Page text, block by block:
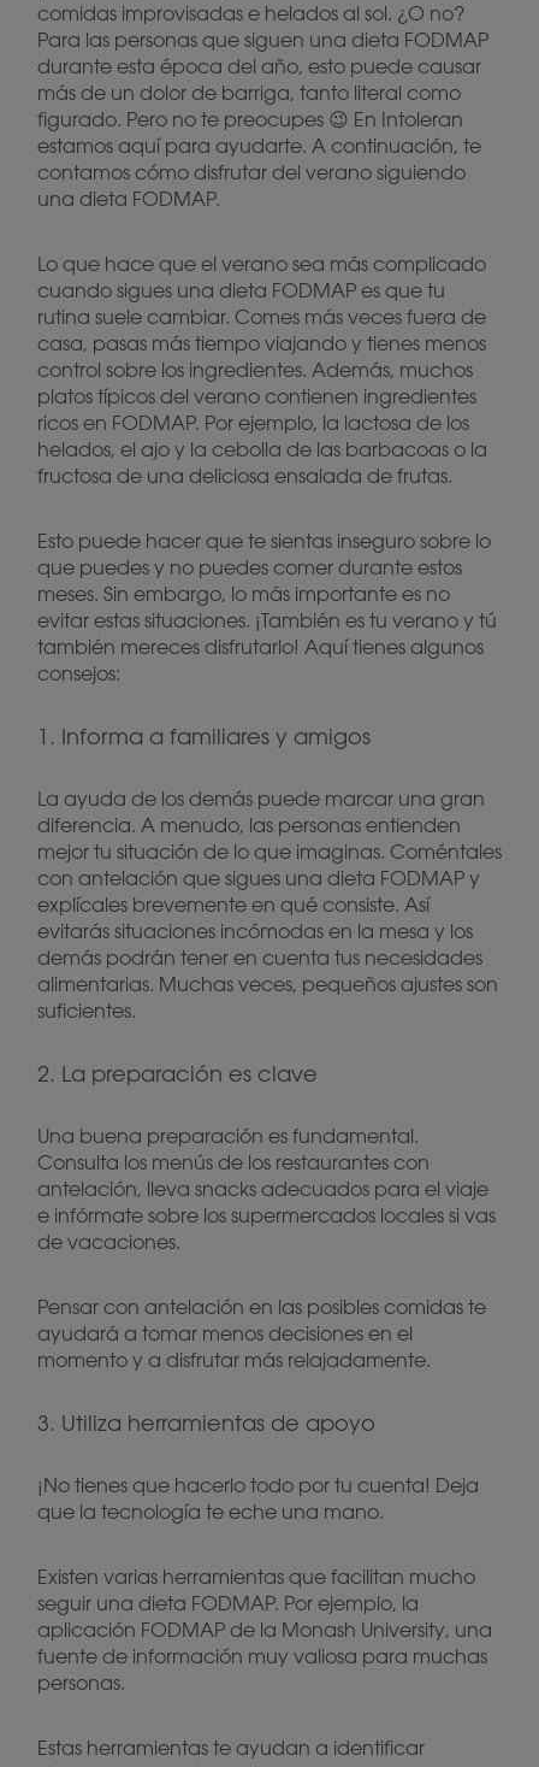
comidas improvisadas e helados al sol. ¿O no?
Para las personas que siguen una dieta FODMAP
durante esta época del año, esto puede causar
más de un dolor de barriga, tanto literal como
figurado. Pero no te preocupes 😉 En Intoleran
estamos aquí para ayudarte. A continuación, te
contamos cómo disfrutar del verano siguiendo
una dieta FODMAP.
Lo que hace que el verano sea más complicado
cuando sigues una dieta FODMAP es que tu
rutina suele cambiar. Comes más veces fuera de
casa, pasas más tiempo viajando y tienes menos
control sobre los ingredientes. Además, muchos
platos típicos del verano contienen ingredientes
ricos en FODMAP. Por ejemplo, la lactosa de los
helados, el ajo y la cebolla de las barbacoas o la
fructosa de una deliciosa ensalada de frutas.
Esto puede hacer que te sientas inseguro sobre lo
que puedes y no puedes comer durante estos
meses. Sin embargo, lo más importante es no
evitar estas situaciones. ¡También es tu verano y tú
también mereces disfrutarlo! Aquí tienes algunos
consejos:
1. Informa a familiares y amigos
La ayuda de los demás puede marcar una gran
diferencia. A menudo, las personas entienden
mejor tu situación de lo que imaginas. Coméntales
con antelación que sigues una dieta FODMAP y
explícales brevemente en qué consiste. Así
evitarás situaciones incómodas en la mesa y los
demás podrán tener en cuenta tus necesidades
alimentarias. Muchas veces, pequeños ajustes son
suficientes.
2. La preparación es clave
Una buena preparación es fundamental.
Consulta los menús de los restaurantes con
antelación, lleva snacks adecuados para el viaje
e infórmate sobre los supermercados locales si vas
de vacaciones.
Pensar con antelación en las posibles comidas te
ayudará a tomar menos decisiones en el
momento y a disfrutar más relajadamente.
3. Utiliza herramientas de apoyo
¡No tienes que hacerlo todo por tu cuenta! Deja
que la tecnología te eche una mano.
Existen varias herramientas que facilitan mucho
seguir una dieta FODMAP. Por ejemplo, la
aplicación FODMAP de la Monash University, una
fuente de información muy valiosa para muchas
personas.
Estas herramientas te ayudan a identificar